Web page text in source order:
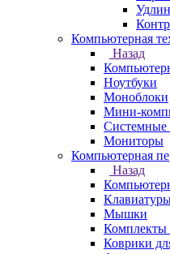
Компьютерная
Назад
Ноутбуки
Моноблоки
Мини-
Системные
Мониторы
Компьютерная
Назад
Мышки
Комплекты
Коврики